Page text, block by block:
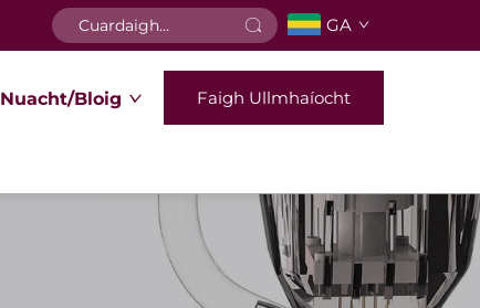
GA
Nuacht/Bloig Faigh Ullmhaíocht